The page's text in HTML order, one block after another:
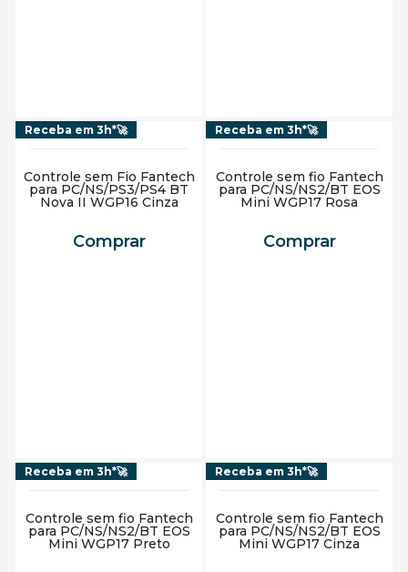
Receba em 3h*🚀
Controle sem Fio Fantech
para PC/NS/PS3/PS4 BT
Nova II WGP16 Cinza
Comprar
Receba em 3h*🚀
Controle sem fio Fantech
para PC/NS/NS2/BT EOS
Mini WGP17 Rosa
Comprar
Receba em 3h*🚀
Controle sem fio Fantech
para PC/NS/NS2/BT EOS
Mini WGP17 Preto
Receba em 3h*🚀
Controle sem fio Fantech
para PC/NS/NS2/BT EOS
Mini WGP17 Cinza